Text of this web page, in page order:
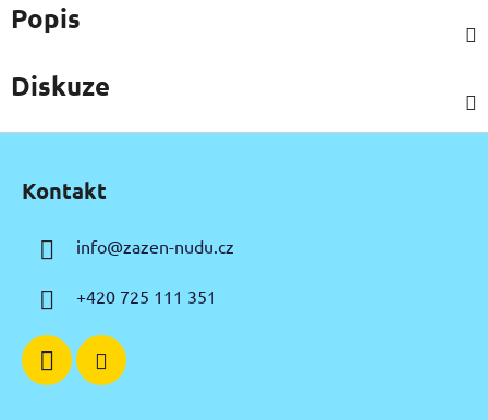
Popis
Diskuze
Kontakt
info@zazen-nudu.cz
+420 725 111 351